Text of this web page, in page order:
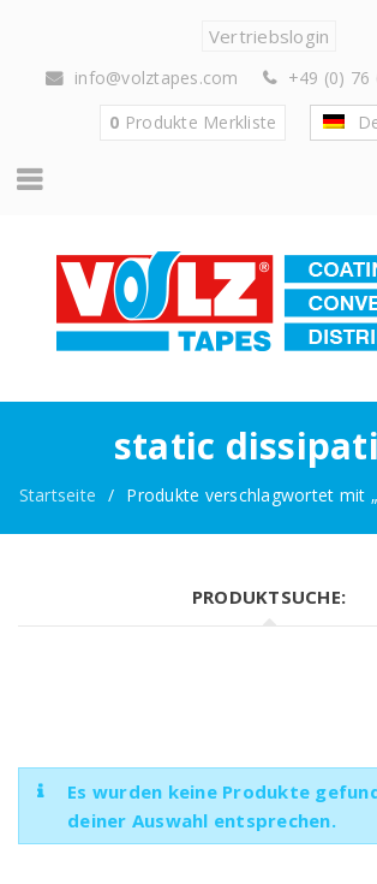
Vertriebslogin
info@volztapes.com
+49 (0) 76
0 Produkte Merkliste
static
Startseite / Produkte verschlagwortet mit
PRODUKTSUCHE:
Es wurden keine Produkte
deiner Auswahl entsprechen.